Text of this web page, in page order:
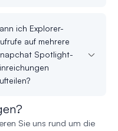
ich Explorer-
auf mehrere
Spotlight-
Sie uns rund um die